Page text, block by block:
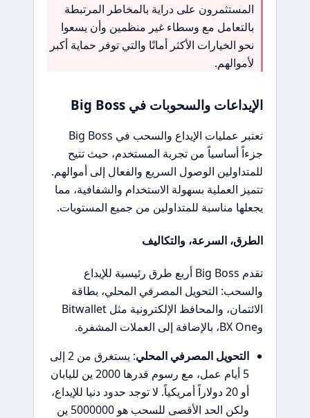
المستثمرون على دراية بالمخاطر المرتبطة
بالتعامل مع وسطاء غير منظمين وأن يسعوا
نحو الخيارات الأكثر أمانًا والتي توفر حماية أكبر
لأموالهم.
الإيداعات والسحوبات في Big Boss
تعتبر عمليات الإيداع والسحب في Big Boss
جزءاً أساسياً من تجربة المستخدم، حيث تتيح
للمتداولين الوصول السريع والفعال إلى أموالهم.
تتميز العملية بسهولة الاستخدام والشفافية، مما
يجعلها مناسبة للمتداولين من جميع المستويات.
الطرق، السرعة، والتكاليف
تقدم Big Boss أربع طرق رئيسية للإيداع
والسحب: التحويل المصرفي المحلي، بطاقة
الائتمان، والمحافظ الإلكترونية مثل Bitwallet
وBX One، بالإضافة إلى العملات المشفرة.
التحويل المصرفي المحلي
: يستغرق من 2 إلى
5 أيام عمل، مع رسوم قدرها 2000 ين لليابان
أو 20 دولاراً أمريكياً. لا توجد حدود دنيا للإيداع،
ولكن الحد الأقصى للسحب هو 5000000 ين